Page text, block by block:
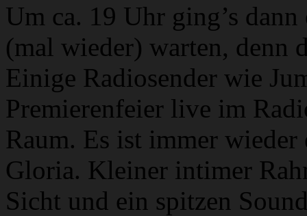
Um ca. 19 Uhr ging’s
(mal wieder) warten, denn
Einige Radiosender wie
Premierenfeier live im
Raum. Es ist immer
Gloria. Kleiner intimer
Sicht und ein spitzen